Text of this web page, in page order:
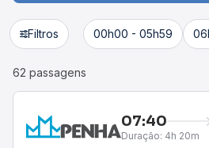
Filtros 00h00 - 05h59
62 passagens
07:40
Duração: 4h 20m